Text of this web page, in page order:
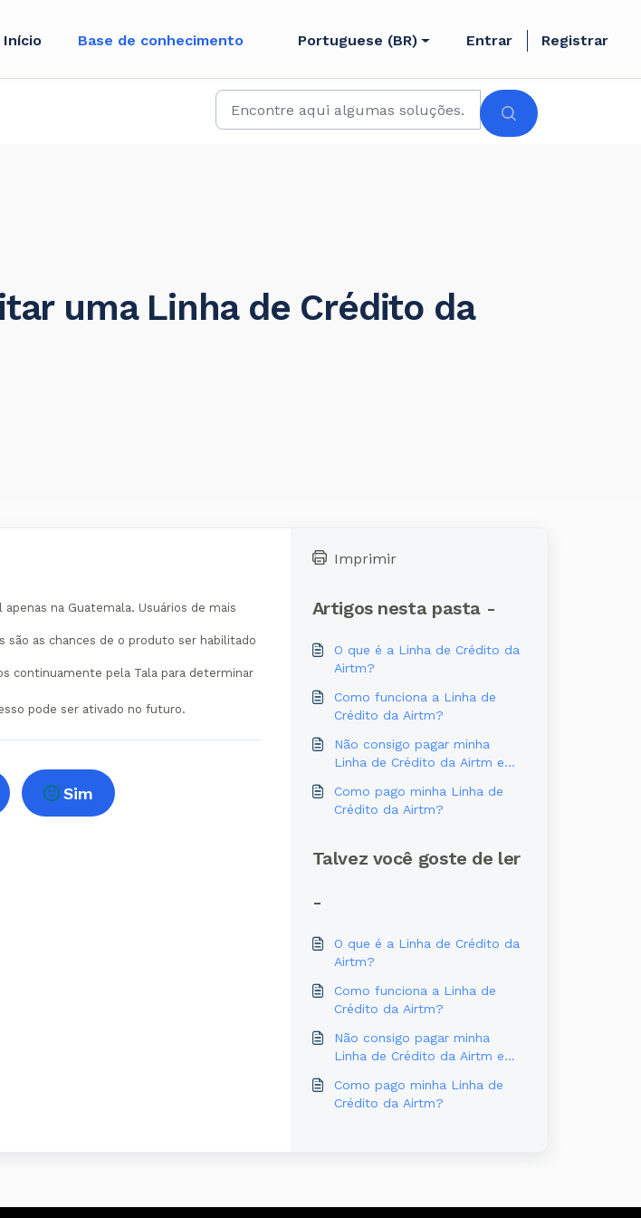
Início Base de conhecimento Portuguese (BR) Entrar Registrar
uma Linha de Crédito da
na Guatemala. Usuários de mais
as chances de o produto ser habilitado
continuamente pela Tala para determinar
pode ser ativado no futuro.
Sim
Imprimir
Artigos nesta pasta -
O que é a Linha de Crédito da
Airtm?
Como funciona a Linha de
Crédito da Airtm?
Não consigo pagar minha
Linha de Crédito da Airtm em
Como pago minha Linha de
Crédito da Airtm?
Talvez você goste de ler
-
O que é a Linha de Crédito da
Airtm?
Como funciona a Linha de
Crédito da Airtm?
Não consigo pagar minha
Linha de Crédito da Airtm em
Como pago minha Linha de
Crédito da Airtm?